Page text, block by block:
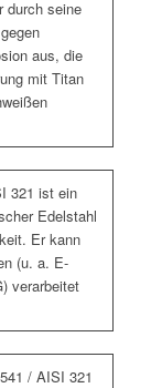
durch seine
aus, die
mit Titan
321 ist ein
Edelstahl
Er kann
(u. a. E-
verarbeitet
/ AISI 321